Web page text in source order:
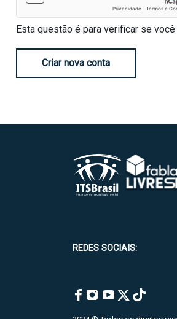
Esta questão é para verificar se
Criar nova conta
REDES SOCIAIS: